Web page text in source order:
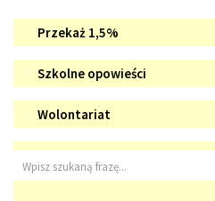
Doradztwo
zawodowe
WIZYTÓWKA
SZKOŁY
Przekaż 1,5%
Szkolne
opowieści
Szkolne opowieści
Wolontariat
Wolontariat
Wyszukiwarka